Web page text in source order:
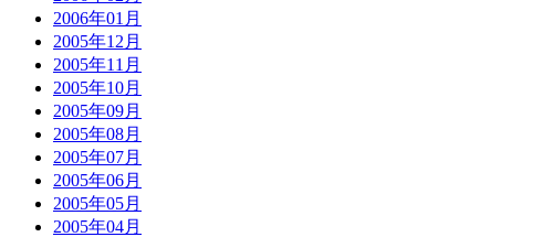
2006年01月
2005年12月
2005年11月
2005年10月
2005年09月
2005年08月
2005年07月
2005年06月
2005年05月
2005年04月